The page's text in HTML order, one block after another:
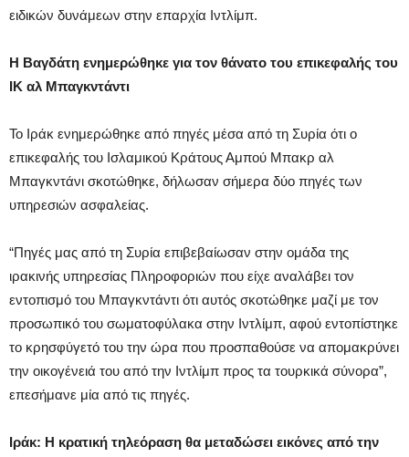
ειδικών δυνάμεων στην επαρχία Ιντλίμπ.
Η Βαγδάτη ενημερώθηκε για τον θάνατο του επικεφαλής του
ΙΚ αλ Μπαγκντάντι
Το Ιράκ ενημερώθηκε από πηγές μέσα από τη Συρία ότι ο
επικεφαλής του Ισλαμικού Κράτους Αμπού Μπακρ αλ
Μπαγκντάνι σκοτώθηκε, δήλωσαν σήμερα δύο πηγές των
υπηρεσιών ασφαλείας.
“Πηγές μας από τη Συρία επιβεβαίωσαν στην ομάδα της
ιρακινής υπηρεσίας Πληροφοριών που είχε αναλάβει τον
εντοπισμό του Μπαγκντάντι ότι αυτός σκοτώθηκε μαζί με τον
προσωπικό του σωματοφύλακα στην Ιντλίμπ, αφού εντοπίστηκε
το κρησφύγετό του την ώρα που προσπαθούσε να απομακρύνει
την οικογένειά του από την Ιντλίμπ προς τα τουρκικά σύνορα”,
επεσήμανε μία από τις πηγές.
Ιράκ: Η κρατική τηλεόραση θα μεταδώσει εικόνες από την